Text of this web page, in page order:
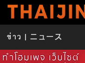
ข่าว | ニュース